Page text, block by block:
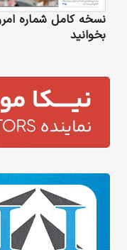
نسخه کامل شماره
بخوانید